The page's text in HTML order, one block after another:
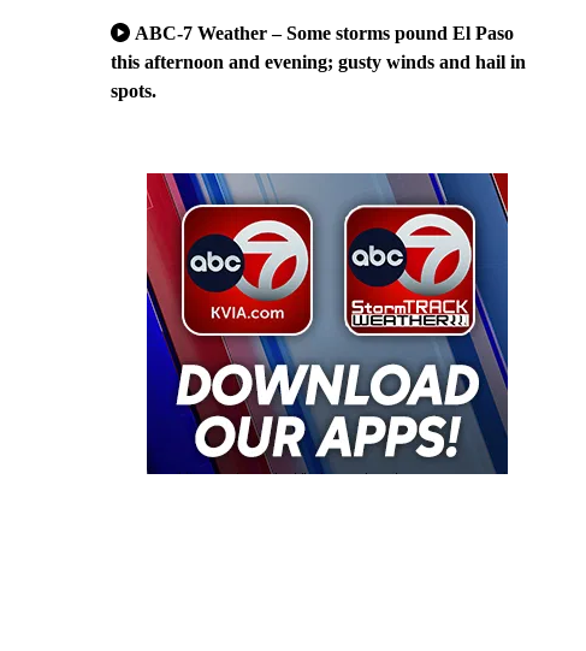
ABC-7 Weather – Some storms pound El Paso
this afternoon and evening; gusty winds and hail in
spots.